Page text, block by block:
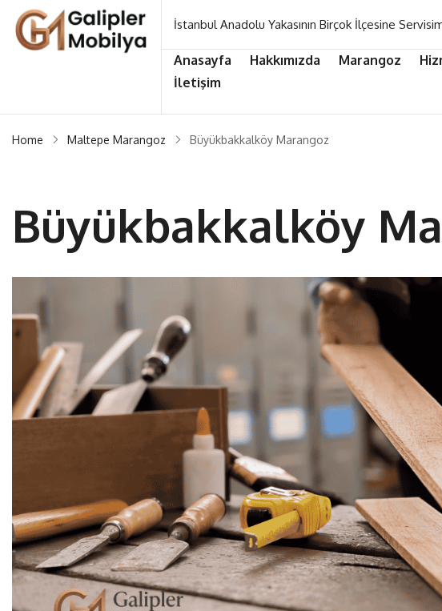
İstanbul Anadolu Yakasının Birçok İlçesine
Anasayfa Hakkımızda Marangoz
İletişim
Home Maltepe Marangoz Büyükbakkalköy Marangoz
Büyükbakkalköy